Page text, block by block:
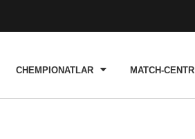
CHEMPIONATLAR MATCH-CENTR